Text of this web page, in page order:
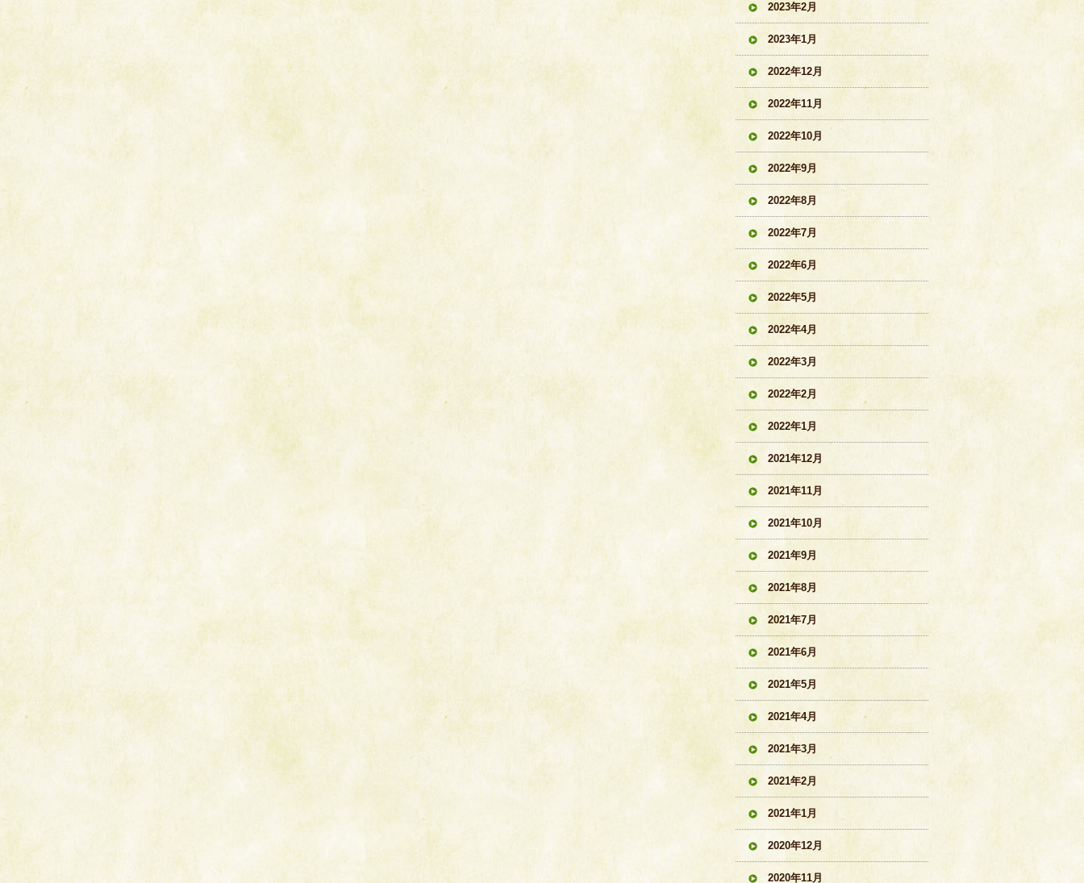
2023年2月
2023年1月
2022年12月
2022年11月
2022年10月
2022年9月
2022年8月
2022年7月
2022年6月
2022年5月
2022年4月
2022年3月
2022年2月
2022年1月
2021年12月
2021年11月
2021年10月
2021年9月
2021年8月
2021年7月
2021年6月
2021年5月
2021年4月
2021年3月
2021年2月
2021年1月
2020年12月
2020年11月